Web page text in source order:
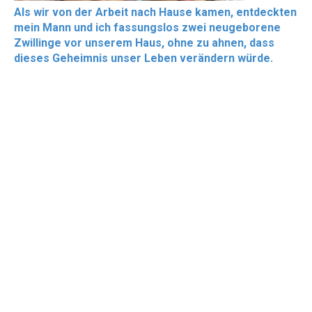
Als wir von der Arbeit nach Hause kamen, entdeckten
mein Mann und ich fassungslos zwei neugeborene
Zwillinge vor unserem Haus, ohne zu ahnen, dass
dieses Geheimnis unser Leben verändern würde.